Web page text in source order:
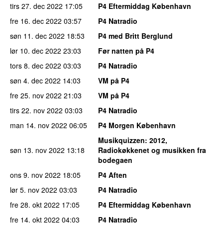
tirs 27. dec 2022 17:05
P4 Eftermiddag København
fre 16. dec 2022 03:57
P4 Natradio
søn 11. dec 2022 18:53
P4 med Britt Berglund
lør 10. dec 2022 23:03
Før natten på P4
tors 8. dec 2022 03:03
P4 Natradio
søn 4. dec 2022 14:03
VM på P4
fre 25. nov 2022 21:03
VM på P4
tirs 22. nov 2022 03:03
P4 Natradio
man 14. nov 2022 06:05 P4 Morgen København
søn 13. nov 2022 13:18
Musikquizzen: 2012,
Radiokøkkenet og musikken fra
bodegaen
ons 9. nov 2022 18:05
P4 Aften
lør 5. nov 2022 03:03
P4 Natradio
fre 28. okt 2022 17:05
P4 Eftermiddag København
fre 14. okt 2022 04:03 P4 Natradio